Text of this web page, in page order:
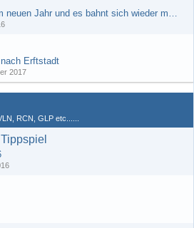
Erstes TTSC Rennen im neuen Jahr und es bahnt sich wieder mal eine Rekordteilnehmerzahl an
Erftstadt
2017
RCN, GLP etc......